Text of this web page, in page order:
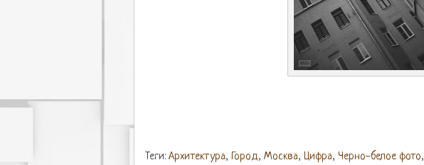
Теги: Архитектура, Город, Москва, Цифра, Черно-белое фото,